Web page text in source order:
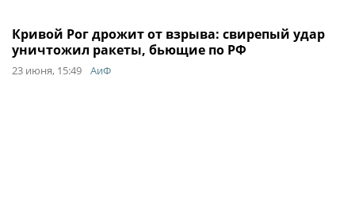
Кривой Рог дрожит от взрыва: свирепый удар
уничтожил ракеты, бьющие по РФ
23 июня, 15:49 АиФ